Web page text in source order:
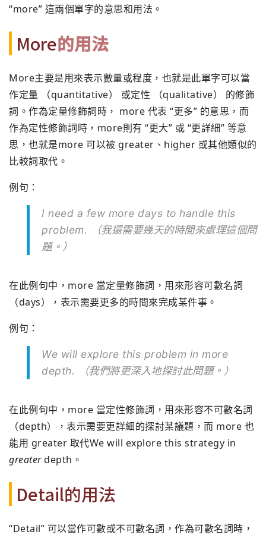
“more” 這兩個單字的意思和用法。
More的用法
More主要是用來表示數量或程度，也就是此單字可以當
作定量 （quantitative） 或定性 （qualitative） 的修飾
詞。作為定量修飾詞時， more 代表 “更多” 的意思，而
作為定性修飾詞時，more則有 “更大” 或 “更詳細” 等意
思，也就是more 可以被 greater、higher 或其他類似的
比較詞取代。
例句：
I need a few more days to handle this
problem. （我還需要幾天的時間來處理這個問
題。）
在此例句中，more 當定量修飾詞，用來形容可數名詞
（days），表示需要更多的時間來完成某件事。
例句：
We will explore this problem in more
depth. （我們將更深入地探討此問題。）
在此例句中，more 當定性修飾詞，用來形容不可數名詞
（depth），表示需要更詳細的探討某議題，而 more 也
能用 greater 取代We will explore this strategy in
greaterdepth。
Detail的用法
“Detail” 可以當作可數或不可數名詞，作為可數名詞時，